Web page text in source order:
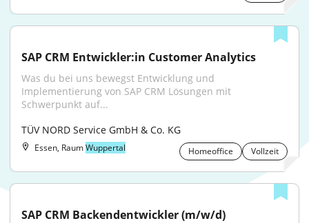
SAP CRM Entwickler:in Customer Analytics
Was du bei uns bewegst Entwicklung und
Implementierung von SAP CRM Lösungen mit
Schwerpunkt auf...
TÜV NORD Service GmbH & Co. KG
Essen, RaumWuppertal Homeoffice Vollzeit
SAP CRM Backendentwickler (m/w/d)